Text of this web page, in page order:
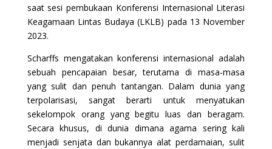
saat sesi pembukaan Konferensi Internasional Literasi
Keagamaan Lintas Budaya (LKLB) pada 13 November
2023.
Scharffs mengatakan konferensi internasional adalah
sebuah pencapaian besar, terutama di masa-masa
yang sulit dan penuh tantangan. Dalam dunia yang
terpolarisasi, sangat berarti untuk menyatukan
sekelompok orang yang begitu luas dan beragam.
Secara khusus, di dunia dimana agama sering kali
menjadi senjata dan bukannya alat perdamaian, sulit